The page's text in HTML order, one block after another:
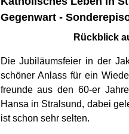
Gegenwart -
Rückblick
Die Jubiläumsfeier in der
schöner Anlass für ein
freunde aus den 60-er
Hansa in Stralsund, dabei
ist schon sehr selten.